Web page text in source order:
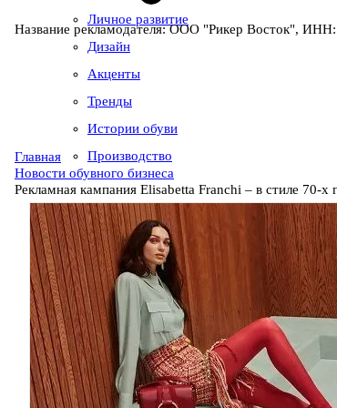
Личное развитие
Дизайн
Акценты
Тренды
Истории обуви
Производство
Название рекламодателя: ООО "Рикер Восток",
Главная
Новости обувного бизнеса
Рекламная кампания Elisabetta Franchi – в стиле 70-х